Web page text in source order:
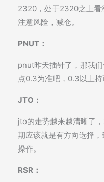
2320，处于2320之上看
注意风险，减仓。
PNUT：
pnut昨天插针了，那我
点0.3为准吧，0.3以上持
JTO：
jto的走势越来越清晰了
期应该就是有方向选择
操作。
RSR：